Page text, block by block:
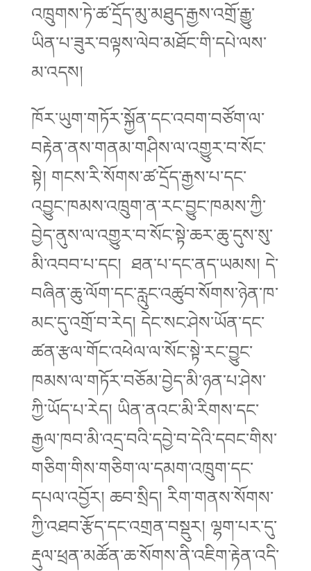
འཁྲུགས་ཏེ་ཚ་དྲོད་མུ་མཐུད་རྒྱས་འགྲོ་རྒྱུ་
ཡིན་པ་ཟུར་བལྟས་ལེབ་མཐོང་གི་དཔེ་ལས་
མ་འདས།
ཁོར་ཡུག་གཏོར་སྐྱོན་དང་འབག་བཙོག་ལ་
བརྟེན་ནས་གནམ་གཤིས་ལ་འགྱུར་བ་སོང་
སྟེ། གངས་རི་སོགས་ཚ་དྲོད་རྒྱས་པ་དང་
འབྱུང་ཁམས་འཁྲུག་ན་རང་བྱུང་ཁམས་ཀྱི་
བྱེད་ནུས་ལ་འགྱུར་བ་སོང་སྟེ་ཆར་ཆུ་དུས་སུ་
མི་འབབ་པ་དང། ཐན་པ་དང་ནད་ཡམས། དེ་
བཞིན་ཆུ་ལོག་དང་རླུང་འཚུབ་སོགས་ཉེན་ཁ་
མང་དུ་འགྲོ་བ་རེད། དེང་སང་ཤེས་ཡོན་དང་
ཚན་རྩལ་གོང་འཕེལ་ལ་སོང་སྟེ་རང་བྱུང་
ཁམས་ལ་གཏོར་བཅོམ་བྱེད་མི་ཉན་པ་ཤེས་
ཀྱི་ཡོད་པ་རེད། ཡིན་ནའང་མི་རིགས་དང་
རྒྱལ་ཁབ་མི་འདྲ་བའི་དབྱེ་བ་དེའི་དབང་གིས་
གཅིག་གིས་གཅིག་ལ་དམག་འཁྲུག་དང་
དཔལ་འབྱོར། ཆབ་སྲིད། རིག་གནས་སོགས་
ཀྱི་འཐབ་རྩོད་དང་འགྲན་བསྡུར། ལྷག་པར་དུ་
རྡུལ་ཕྲན་མཚོན་ཆ་སོགས་ནི་འཇིག་རྟེན་འདི་